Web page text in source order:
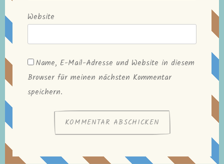
Website
Name, E-Mail-Adresse und Website in diesem
Browser für meinen nächsten Kommentar
speichern.